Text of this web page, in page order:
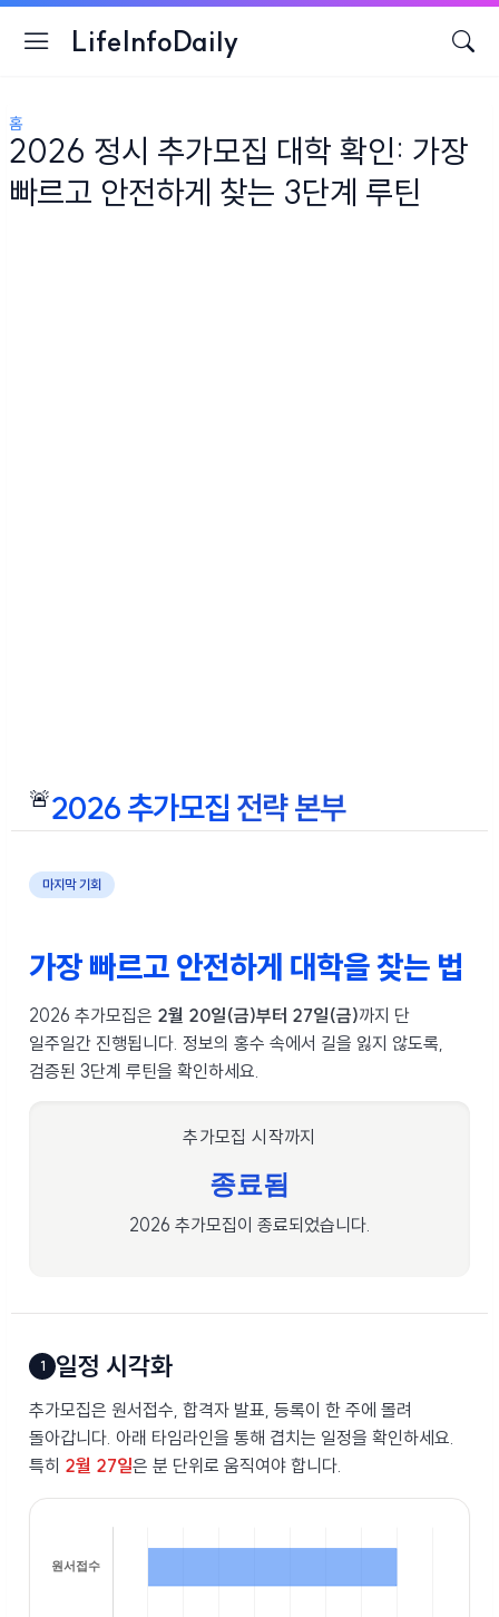
LifeInfoDaily
홈
2026 정시 추가모집 대학 확인: 가장
빠르고 안전하게 찾는 3단계 루틴
🚨2026 추가모집 전략 본부
마지막 기회
가장 빠르고 안전하게 대학을 찾는 법
2026 추가모집은 2월 20일(금)부터 27일(금)까지 단
일주일간 진행됩니다. 정보의 홍수 속에서 길을 잃지 않도록,
검증된 3단계 루틴을 확인하세요.
추가모집 시작까지
종료됨
2026 추가모집이 종료되었습니다.
1 일정 시각화
추가모집은 원서접수, 합격자 발표, 등록이 한 주에 몰려
돌아갑니다. 아래 타임라인을 통해 겹치는 일정을 확인하세요.
특히 2월 27일은 분 단위로 움직여야 합니다.